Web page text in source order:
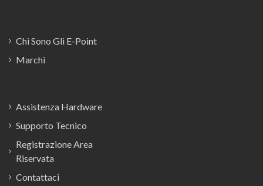
Chi Sono Gli E-Point
Marchi
Assistenza Hardware
Supporto Tecnico
Registrazione Area
Riservata
Contattaci